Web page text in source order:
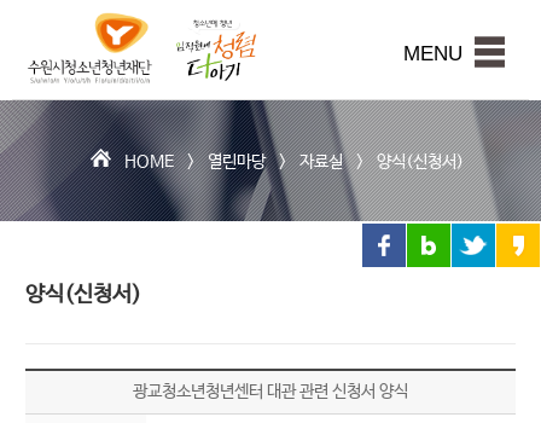
본문내용 바로가기
시
청
소
년
청
년
재
단
MENU
HOME >열린마당>자료실>양식(신청서)
양식(신청서)
광교청소년청년센터 대관 관련 신청서 양식